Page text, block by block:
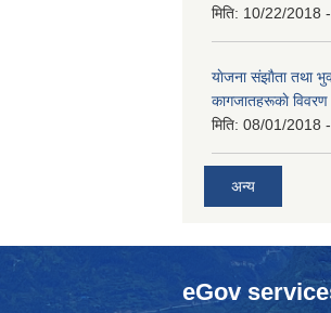
मिति: 10/22/2018
याेजना संझाैता तथा
कागजातहरूकाे विवरण
मिति: 08/01/2018
अन्य
eGov